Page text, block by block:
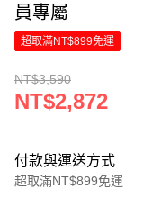
員專屬
超取滿NT$899免運
NT$3,590
NT$2,872
付款與運送方式
超取滿NT$899免運